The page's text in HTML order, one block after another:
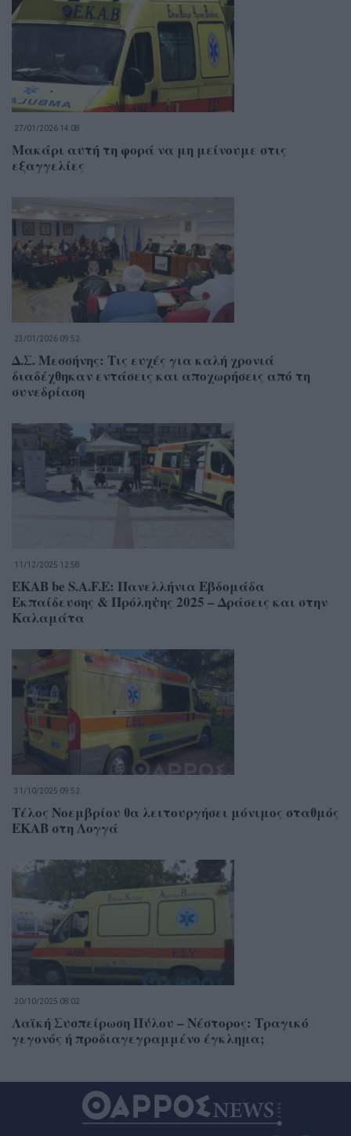
27/01/2026 14:08
Μακάρι αυτή τη φορά να μη μείνουμε στις
εξαγγελίες
23/01/2026 09:52
Δ.Σ. Μεσσήνης: Τις ευχές για καλή χρονιά
διαδέχθηκαν εντάσεις και αποχωρήσεις από τη
συνεδρίαση
11/12/2025 12:58
ΕΚΑΒ be S.A.F.E: Πανελλήνια Εβδομάδα
Εκπαίδευσης & Πρόληψης 2025 – Δράσεις και στην
Καλαμάτα
31/10/2025 09:52
Τέλος Νοεμβρίου θα λειτουργήσει μόνιμος σταθμός
ΕΚΑΒ στη Λογγά
20/10/2025 08:02
Λαϊκή Συσπείρωση Πύλου – Νέστορος: Τραγικό
γεγονός ή προδιαγεγραμμένο έγκλημα;